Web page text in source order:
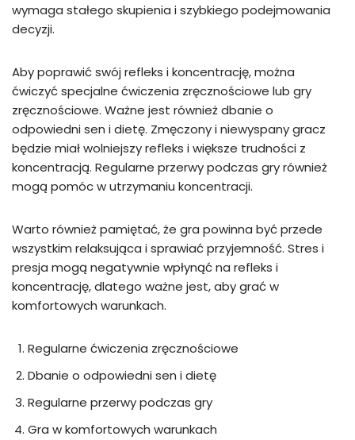
wymaga stałego skupienia i szybkiego podejmowania
decyzji.
Aby poprawić swój refleks i koncentrację, można
ćwiczyć specjalne ćwiczenia zręcznościowe lub gry
zręcznościowe. Ważne jest również dbanie o
odpowiedni sen i dietę. Zmęczony i niewyspany gracz
będzie miał wolniejszy refleks i większe trudności z
koncentracją. Regularne przerwy podczas gry również
mogą pomóc w utrzymaniu koncentracji.
Warto również pamiętać, że gra powinna być przede
wszystkim relaksująca i sprawiać przyjemność. Stres i
presja mogą negatywnie wpłynąć na refleks i
koncentrację, dlatego ważne jest, aby grać w
komfortowych warunkach.
Regularne ćwiczenia zręcznościowe
Dbanie o odpowiedni sen i dietę
Regularne przerwy podczas gry
Gra w komfortowych warunkach